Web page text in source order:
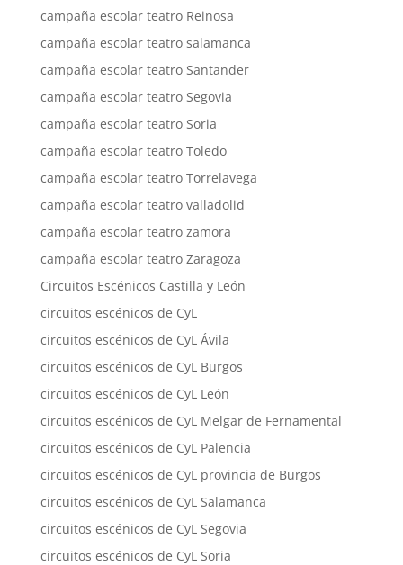
campaña escolar teatro Reinosa
campaña escolar teatro salamanca
campaña escolar teatro Santander
campaña escolar teatro Segovia
campaña escolar teatro Soria
campaña escolar teatro Toledo
campaña escolar teatro Torrelavega
campaña escolar teatro valladolid
campaña escolar teatro zamora
campaña escolar teatro Zaragoza
Circuitos Escénicos Castilla y León
circuitos escénicos de CyL
circuitos escénicos de CyL Ávila
circuitos escénicos de CyL Burgos
circuitos escénicos de CyL León
circuitos escénicos de CyL Melgar de Fernamental
circuitos escénicos de CyL Palencia
circuitos escénicos de CyL provincia de Burgos
circuitos escénicos de CyL Salamanca
circuitos escénicos de CyL Segovia
circuitos escénicos de CyL Soria